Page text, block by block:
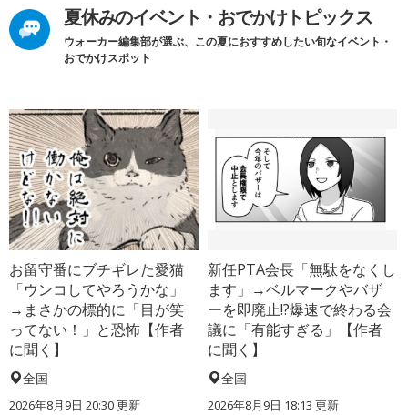
夏休みのイベント・おでかけトピックス
ウォーカー編集部が選ぶ、この夏におすすめしたい旬なイベント・
おでかけスポット
お留守番にブチギレた愛猫
「ウンコしてやろうかな」
→まさかの標的に「目が笑
ってない！」と恐怖【作者
に聞く】
全国
2026年8月9日 20:30更新
新任PTA会長「無駄をなくし
ます」→ベルマークやバザ
ーを即廃止!?爆速で終わる会
議に「有能すぎる」【作者
に聞く】
全国
2026年8月9日 18:13 更新